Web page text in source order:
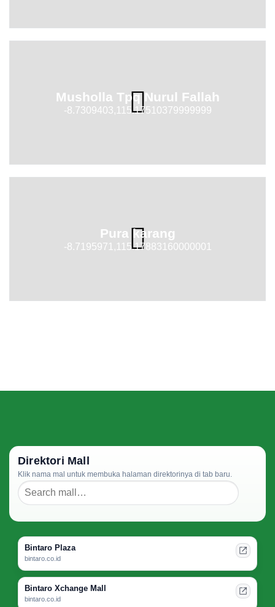
Musholla Tpq Nurul Fallah
-8.7309403,115.17510379999999
Pura karang
-8.7195971,115.17883160000001
Direktori Mall
Klik nama mal untuk membuka halaman direktorinya di tab baru.
Bintaro Plaza
bintaro.co.id
Bintaro Xchange Mall
bintaro.co.id